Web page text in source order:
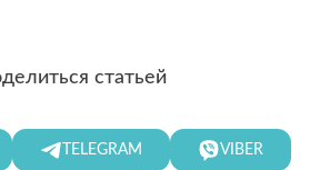
статьей
TELEGRAM VIBER